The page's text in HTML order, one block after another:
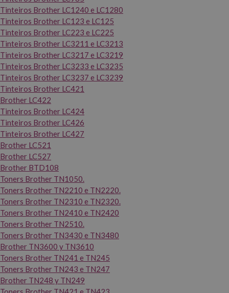
Tinteiros Brother LC1240 e LC1280
Tinteiros Brother LC123 e LC125
Tinteiros Brother LC223 e LC225
Tinteiros Brother LC3211 e LC3213
Tinteiros Brother LC3217 e LC3219
Tinteiros Brother LC3233 e LC3235
Tinteiros Brother LC3237 e LC3239
Tinteiros Brother LC421
Brother LC422
Tinteiros Brother LC424
Tinteiros Brother LC426
Tinteiros Brother LC427
Brother LC521
Brother LC527
Brother BTD108
Toners Brother TN1050.
Toners Brother TN2210 e TN2220.
Toners Brother TN2310 e TN2320.
Toners Brother TN2410 e TN2420
Toners Brother TN2510.
Toners Brother TN3430 e TN3480
Brother TN3600 y TN3610
Toners Brother TN241 e TN245
Toners Brother TN243 e TN247
Brother TN248 y TN249